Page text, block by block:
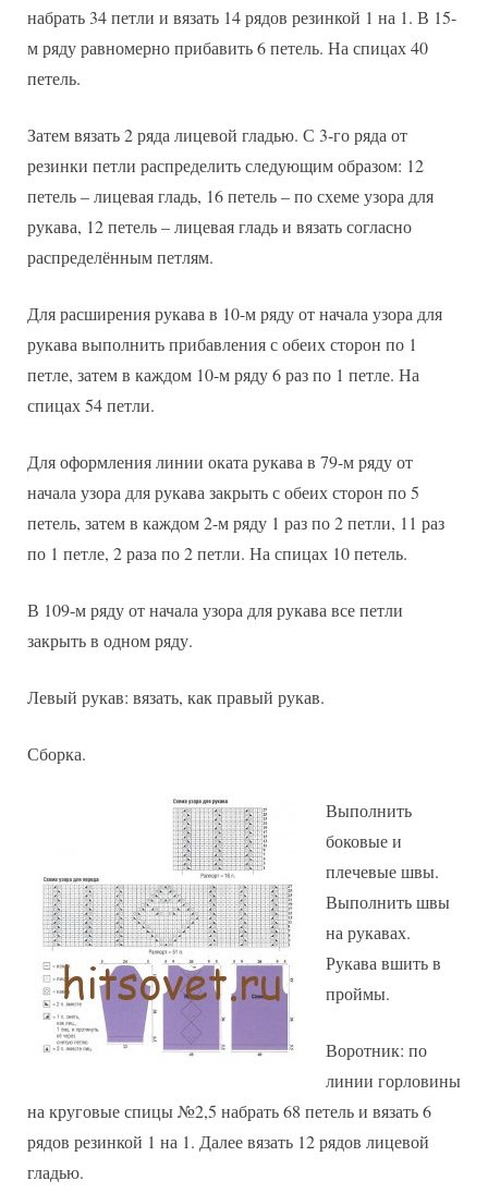
набрать 34 петли и вязать 14 рядов резинкой 1 на 1. В 15-
м ряду равномерно прибавить 6 петель. На спицах 40
петель.
Затем вязать 2 ряда лицевой гладью. С 3-го ряда от
резинки петли распределить следующим образом: 12
петель – лицевая гладь, 16 петель – по схеме узора для
рукава, 12 петель – лицевая гладь и вязать согласно
распределённым петлям.
Для расширения рукава в 10-м ряду от начала узора для
рукава выполнить прибавления с обеих сторон по 1
петле, затем в каждом 10-м ряду 6 раз по 1 петле. На
спицах 54 петли.
Для оформления линии оката рукава в 79-м ряду от
начала узора для рукава закрыть с обеих сторон по 5
петель, затем в каждом 2-м ряду 1 раз по 2 петли, 11 раз
по 1 петле, 2 раза по 2 петли. На спицах 10 петель.
В 109-м ряду от начала узора для рукава все петли
закрыть в одном ряду.
Левый рукав: вязать, как правый рукав.
Сборка.
Выполнить
боковые и
плечевые швы.
Выполнить швы
на рукавах.
Рукава вшить в
проймы.
Воротник: по
линии горловины
на круговые спицы №2,5 набрать 68 петель и вязать 6
рядов резинкой 1 на 1. Далее вязать 12 рядов лицевой
гладью.